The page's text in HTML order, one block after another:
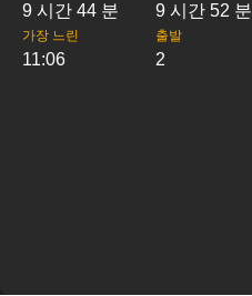
9 시간 44 분 9 시간 52 분
가장 느린
11:06
출발
2